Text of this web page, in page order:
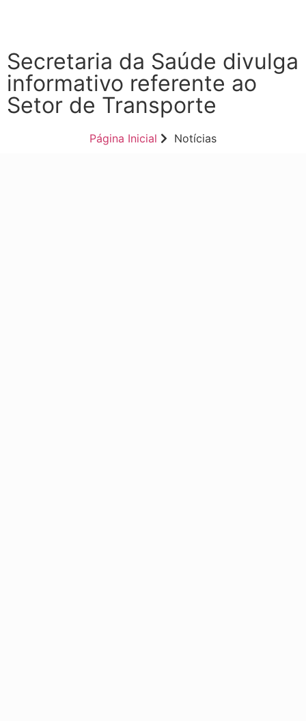
Secretaria da Saúde divulga
informativo referente ao
Setor de Transporte
Página Inicial Notícias